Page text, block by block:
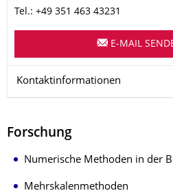
Tel.: +49 351 463 43231
E-MAIL
Kontaktinformationen
Forschung
Numerische Methoden in der
Mehrskalenmethoden